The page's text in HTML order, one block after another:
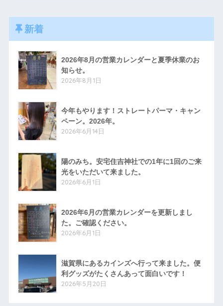
新着
2026年8月の営業カレンダーと夏季休業のお
知らせ。
2026年8月1日
今年もやります！ストレートパーマ・キャン
ペーン。2026年。
2026年6月14日
陽のみち。安宅住吉神社での1年に1回のご来
光をいただいて来ました。
2026年6月1日
2026年6月の営業カレンダーを更新しまし
た。ご確認ください。
2026年6月1日
滋賀県にあるカインズへ行って来ました。便
利グッズがたくさんあって面白いです！
2026年5月20日